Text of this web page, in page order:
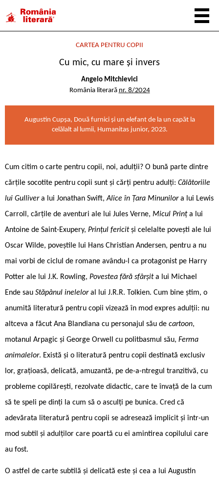
CARTEA PENTRU COPII
Cu mic, cu mare și invers
Angelo Mitchievici
România literară nr. 8/2024
Augustin Cupșa, Două furnici și un elefant de la un capăt la
celălalt al lumii, Humanitas junior, 2023.
Cum citim o carte pentru copii, noi, adulții? O bună parte dintre
cărțile socotite pentru copii sunt și cărți pentru adulți: Călătoriile
lui Gullivera lui Jonathan Swift,Alice în Țara Minunilora lui Lewis
Carroll, cărțile de aventuri ale lui Jules Verne, Micul Prința lui
Antoine de Saint-Exupery, Prințul fericitși celelalte povești ale lui
Oscar Wilde, poveștile lui Hans Christian Andersen, pentru a nu
mai vorbi de ciclul de romane avându-l ca protagonist pe Harry
Potter ale lui J.K. Rowling, Povestea fără sfârșita lui Michael
Ende sau Stăpânul ineleloral lui J.R.R. Tolkien. Cum bine știm, o
anumită literatură pentru copii vizează în mod expres adulții: nu
altceva a făcut Ana Blandiana cu personajul său de cartoon,
motanul Arpagic și George Orwell cu politbasmul său, Ferma
animalelor. Există și o literatură pentru copii destinată exclusiv
lor, grațioasă, delicată, amuzantă, pe de-a-ntregul tranzitivă, cu
probleme copilărești, rezolvate didactic, care te învață de la cum
să te speli pe dinți la cum să o asculți pe bunica. Cred că
adevărata literatură pentru copii se adresează implicit și într-un
mod subtil și adulților care poartă cu ei amintirea copilului care
au fost.
O astfel de carte subtilă și delicată este și cea a lui Augustin